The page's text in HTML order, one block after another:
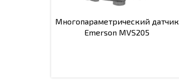
Многопараметрический датчик
Emerson MVS205